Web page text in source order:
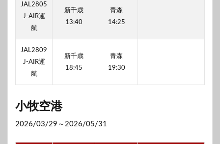
JAL2805
J-AIR運
航
新千歳
13:40
青森
14:25
JAL2809
J-AIR運
航
新千歳
18:45
青森
19:30
小牧空港
2026/03/29～2026/05/31